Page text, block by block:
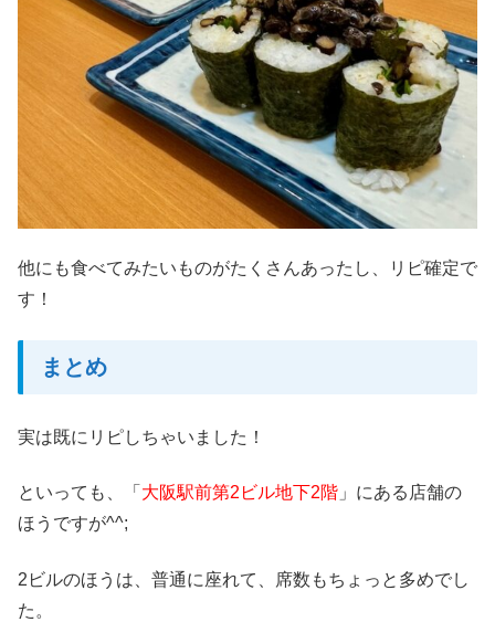
他にも食べてみたいものがたくさんあったし、リピ確定で
す！
まとめ
実は既にリピしちゃいました！
といっても、「 大阪駅前第2ビル地下2階 」にある店舗の
ほうですが^^;
2ビルのほうは、普通に座れて、席数もちょっと多めでし
た。